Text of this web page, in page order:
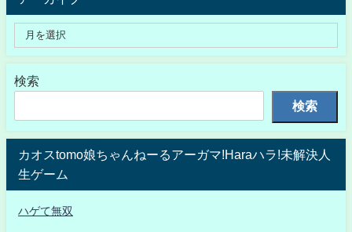
検索
検索
カオスtomo娘ちゃんねーるアーガマ!Haraハラ!未解決人
生ゲーム
ハゲて無双